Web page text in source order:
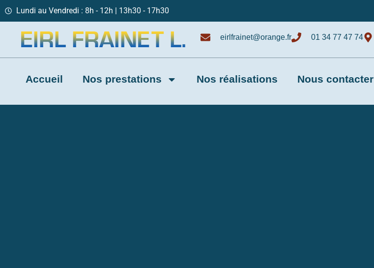
Lundi au Vendredi : 8h - 12h | 13h30 - 17h30
eirlfrainet@orange.fr 01 34 77 47 74
Accueil Nos prestations Nos réalisations Nous contacter